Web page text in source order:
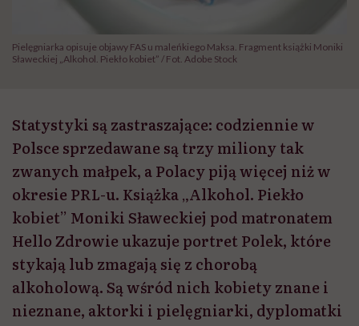
Pielęgniarka opisuje objawy FAS u maleńkiego Maksa. Fragment książki Moniki
Sławeckiej „Alkohol. Piekło kobiet” / Fot. Adobe Stock
Statystyki są zastraszające: codziennie w
Polsce sprzedawane są trzy miliony tak
zwanych małpek, a Polacy piją więcej niż w
okresie PRL-u. Książka „Alkohol. Piekło
kobiet” Moniki Sławeckiej pod matronatem
Hello Zdrowie ukazuje portret Polek, które
stykają lub zmagają się z chorobą
alkoholową. Są wśród nich kobiety znane i
nieznane, aktorki i pielęgniarki, dyplomatki